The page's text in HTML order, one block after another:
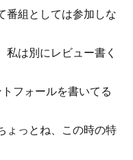
番組としては参加しな
は別にレビュー書く
フォールを書いてる
ょっとね、この時の特